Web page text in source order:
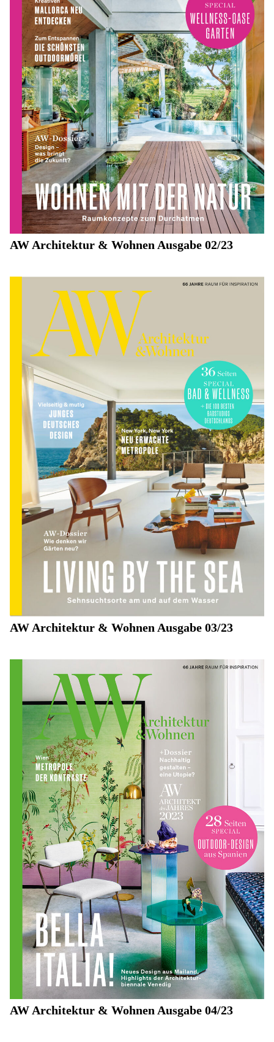
AW Architektur & Wohnen Ausgabe 02/23
AW Architektur & Wohnen Ausgabe 03/23
AW Architektur & Wohnen Ausgabe 04/23